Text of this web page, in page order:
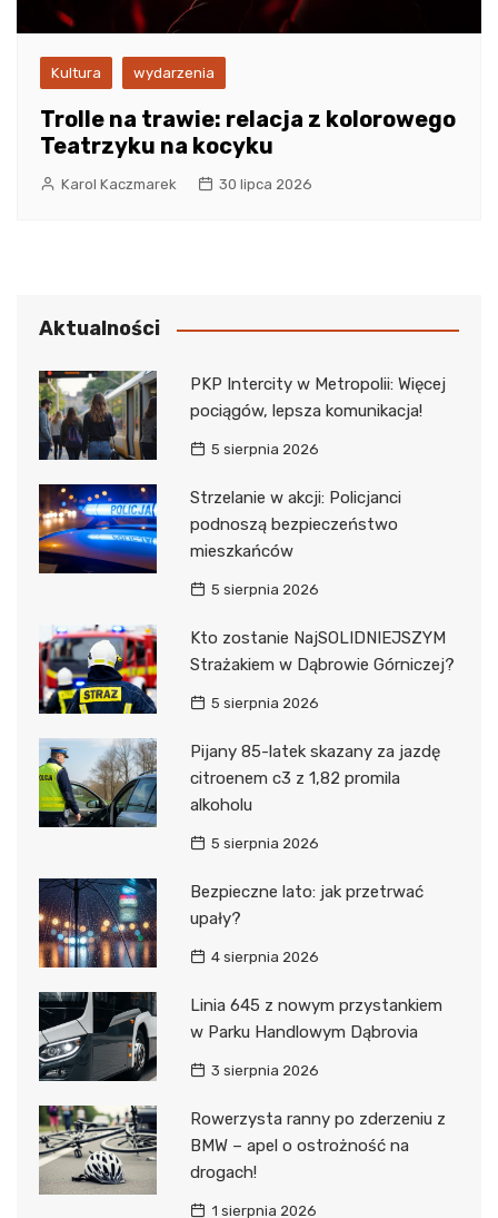
Kultura wydarzenia
Trolle na trawie: relacja z kolorowego
Teatrzyku na kocyku
Karol Kaczmarek 30 lipca 2026
Aktualności
PKP Intercity w Metropolii: Więcej
pociągów, lepsza komunikacja!
5 sierpnia 2026
Strzelanie w akcji: Policjanci
podnoszą bezpieczeństwo
mieszkańców
5 sierpnia 2026
Kto zostanie NajSOLIDNIEJSZYM
Strażakiem w Dąbrowie Górniczej?
5 sierpnia 2026
Pijany 85-latek skazany za jazdę
citroenem c3 z 1,82 promila
alkoholu
5 sierpnia 2026
Bezpieczne lato: jak przetrwać
upały?
4 sierpnia 2026
Linia 645 z nowym przystankiem
w Parku Handlowym Dąbrovia
3 sierpnia 2026
Rowerzysta ranny po zderzeniu z
BMW – apel o ostrożność na
drogach!
1 sierpnia 2026